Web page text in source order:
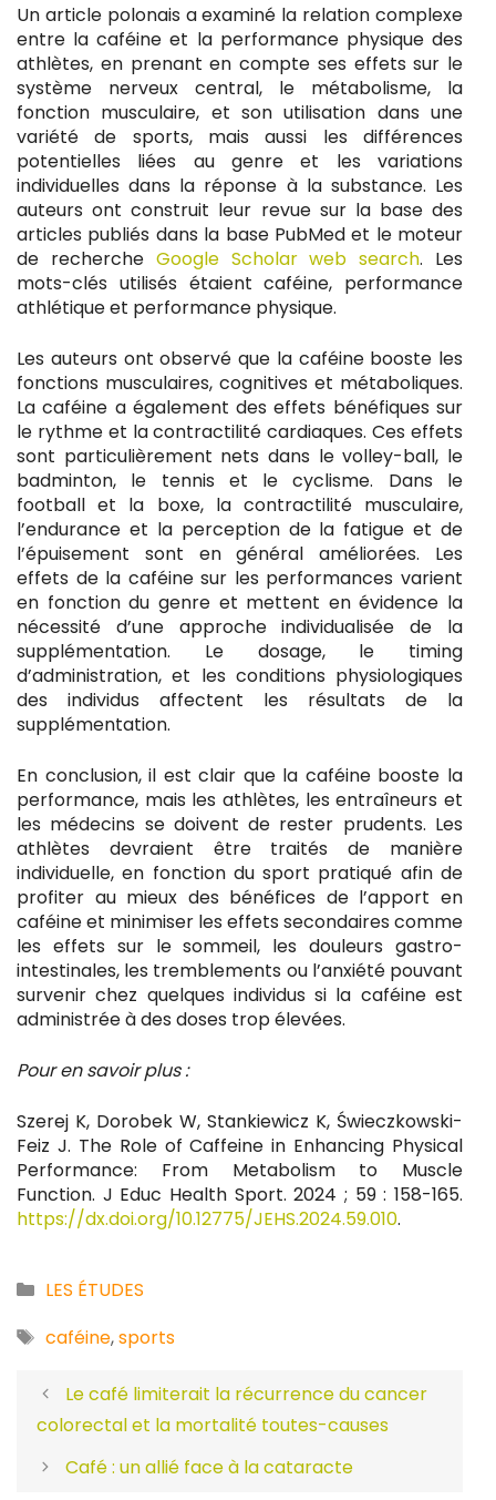
Un article polonais a examiné la relation complexe
entre la caféine et la performance physique des
athlètes, en prenant en compte ses effets sur le
système nerveux central, le métabolisme, la
fonction musculaire, et son utilisation dans une
variété de sports, mais aussi les différences
potentielles liées au genre et les variations
individuelles dans la réponse à la substance. Les
auteurs ont construit leur revue sur la base des
articles publiés dans la base PubMed et le moteur
de recherche Google Scholar web search. Les
mots-clés utilisés étaient caféine, performance
athlétique et performance physique.
Les auteurs ont observé que la caféine booste les
fonctions musculaires, cognitives et métaboliques.
La caféine a également des effets bénéfiques sur
le rythme et la contractilité cardiaques. Ces effets
sont particulièrement nets dans le volley-ball, le
badminton, le tennis et le cyclisme. Dans le
football et la boxe, la contractilité musculaire,
l’endurance et la perception de la fatigue et de
l’épuisement sont en général améliorées. Les
effets de la caféine sur les performances varient
en fonction du genre et mettent en évidence la
nécessité d’une approche individualisée de la
supplémentation. Le dosage, le timing
d’administration, et les conditions physiologiques
des individus affectent les résultats de la
supplémentation.
En conclusion, il est clair que la caféine booste la
performance, mais les athlètes, les entraîneurs et
les médecins se doivent de rester prudents. Les
athlètes devraient être traités de manière
individuelle, en fonction du sport pratiqué afin de
profiter au mieux des bénéfices de l’apport en
caféine et minimiser les effets secondaires comme
les effets sur le sommeil, les douleurs gastro-
intestinales, les tremblements ou l’anxiété pouvant
survenir chez quelques individus si la caféine est
administrée à des doses trop élevées.
Pour en savoir plus :
Szerej K, Dorobek W, Stankiewicz K, Świeczkowski-
Feiz J. The Role of Caffeine in Enhancing Physical
Performance: From Metabolism to Muscle
Function. J Educ Health Sport. 2024 ; 59 : 158-165.
https://dx.doi.org/10.12775/JEHS.2024.59.010.
Catégories
LES ÉTUDES
Étiquettes
caféine,sports
Le café limiterait la récurrence du cancer
colorectal et la mortalité toutes-causes
Café : un allié face à la cataracte